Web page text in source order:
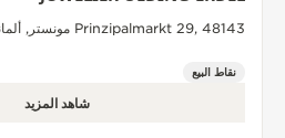
Prinzipalmarkt 29, 48143 مونستر, ألمانيا
نقاط البيع
شاهد المزيد